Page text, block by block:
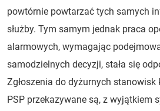
powtórnie powtarzać tych samych
służby. Tym samym jednak praca
alarmowych, wymagając
samodzielnych decyzji, stała się
Zgłoszenia do dyżurnych
PSP przekazywane są, z wyjątkiem